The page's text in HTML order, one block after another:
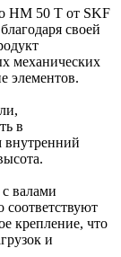
HM 50 T от SKF
своей
механических
элементов.
в
внутренний
валами
соответствуют
крепление, что
и